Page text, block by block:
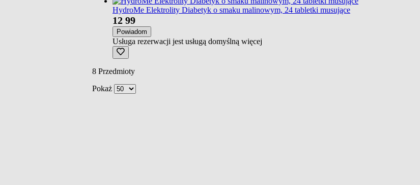
HydroMe Elektrolity Diabetyk o smaku malinowym, 24 tabletki musujące
12 99
Powiadom
Usługa rezerwacji jest usługą domyślną więcej
8 Przedmioty
Pokaż